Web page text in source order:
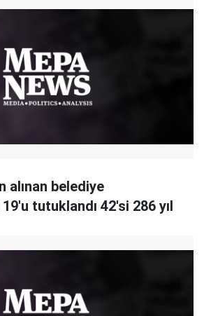
alınan belediye
tutuklandı 42'si 286 yıl